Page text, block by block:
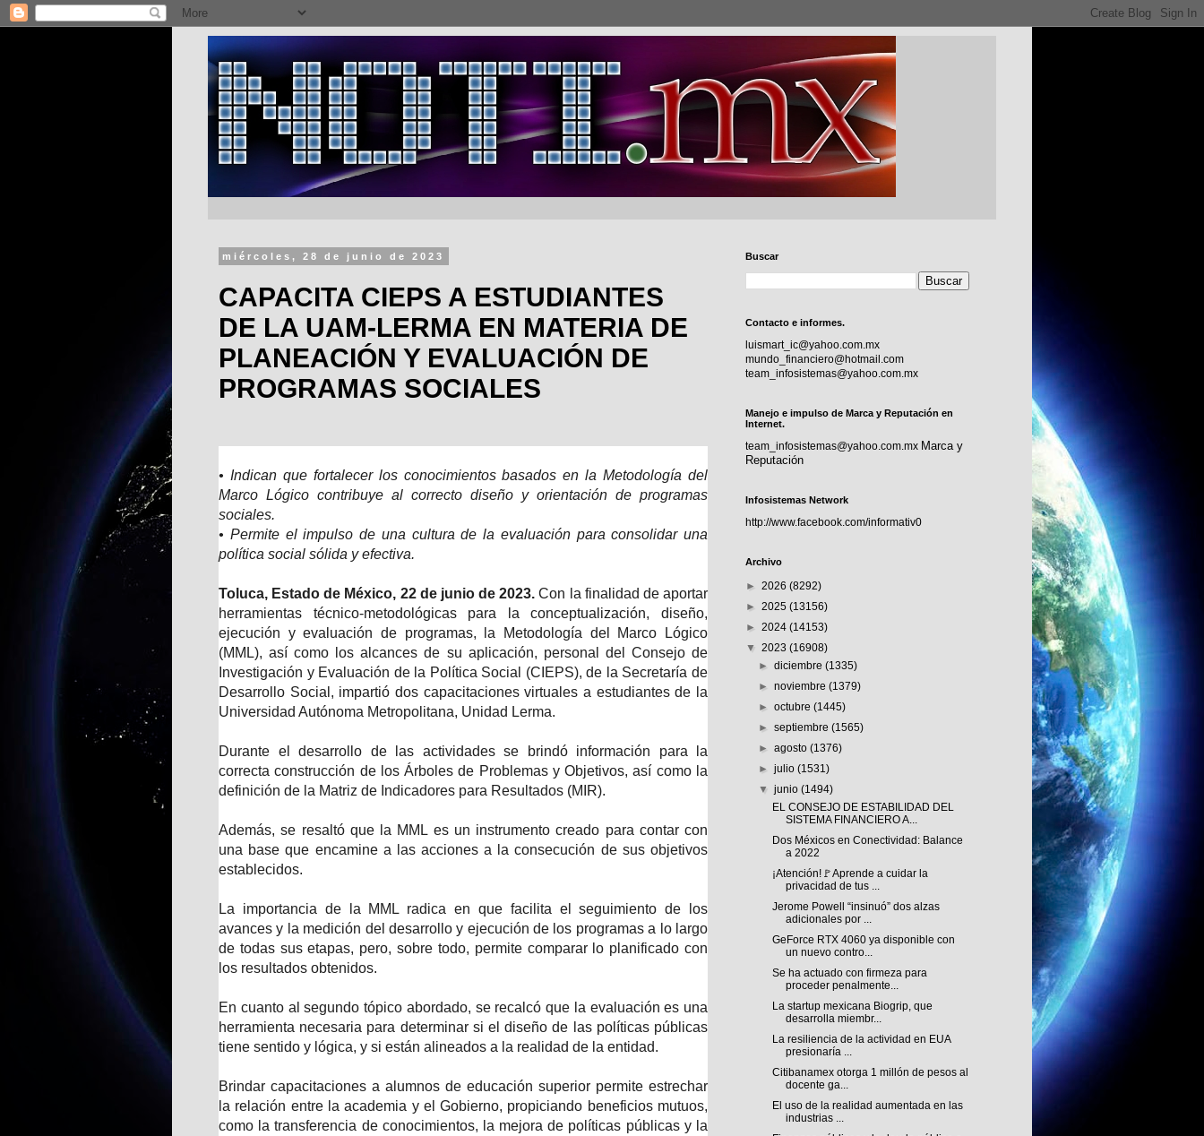
miércoles, 28 de junio de 2023
CAPACITA CIEPS A ESTUDIANTES
DE LA UAM-LERMA EN MATERIA DE
PLANEACIÓN Y EVALUACIÓN DE
PROGRAMAS SOCIALES
• Indican que fortalecer los conocimientos basados en la Metodología del
Marco Lógico contribuye al correcto diseño y orientación de programas
sociales.
• Permite el impulso de una cultura de la evaluación para consolidar una
política social sólida y efectiva.
Toluca, Estado de México, 22 de junio de 2023. Con la finalidad de aportar
herramientas técnico-metodológicas para la conceptualización, diseño,
ejecución y evaluación de programas, la Metodología del Marco Lógico
(MML), así como los alcances de su aplicación, personal del Consejo de
Investigación y Evaluación de la Política Social (CIEPS), de la Secretaría de
Desarrollo Social, impartió dos capacitaciones virtuales a estudiantes de la
Universidad Autónoma Metropolitana, Unidad Lerma.
Durante el desarrollo de las actividades se brindó información para la
correcta construcción de los Árboles de Problemas y Objetivos, así como la
definición de la Matriz de Indicadores para Resultados (MIR).
Además, se resaltó que la MML es un instrumento creado para contar con
una base que encamine a las acciones a la consecución de sus objetivos
establecidos.
La importancia de la MML radica en que facilita el seguimiento de los
avances y la medición del desarrollo y ejecución de los programas a lo largo
de todas sus etapas, pero, sobre todo, permite comparar lo planificado con
los resultados obtenidos.
En cuanto al segundo tópico abordado, se recalcó que la evaluación es una
herramienta necesaria para determinar si el diseño de las políticas públicas
tiene sentido y lógica, y si están alineados a la realidad de la entidad.
Brindar capacitaciones a alumnos de educación superior permite estrechar
la relación entre la academia y el Gobierno, propiciando beneficios mutuos,
como la transferencia de conocimientos, la mejora de políticas públicas y la
Buscar
Contacto e informes.
luismart_ic@yahoo.com.mx
mundo_financiero@hotmail.com
team_infosistemas@yahoo.com.mx
Manejo e impulso de Marca y Reputación en
Internet.
team_infosistemas@yahoo.com.mx Marca y
Reputación
Infosistemas Network
http://www.facebook.com/informativ0
Archivo
► 2026 (8292)
► 2025 (13156)
► 2024 (14153)
▼ 2023 (16908)
►diciembre(1335)
►noviembre(1379)
►octubre(1445)
►septiembre(1565)
►agosto(1376)
►julio(1531)
▼junio(1494)
EL CONSEJO DE ESTABILIDAD DEL
SISTEMA FINANCIERO A...
Dos Méxicos en Conectividad: Balance
a 2022
¡Atención!🚩Aprende a cuidar la
privacidad de tus ...
Jerome Powell “insinuó” dos alzas
adicionales por ...
GeForce RTX 4060 ya disponible con
un nuevo contro...
Se ha actuado con firmeza para
proceder penalmente...
La startup mexicana Biogrip, que
desarrolla miembr...
La resiliencia de la actividad en EUA
presionaría ...
Citibanamex otorga 1 millón de pesos al
docente ga...
El uso de la realidad aumentada en las
industrias ...